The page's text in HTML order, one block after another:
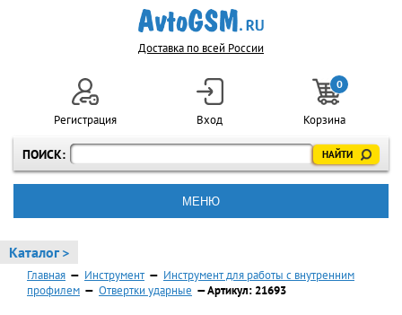
Доставка по всей России
ПОИСК:
Регистрация Вход
0
Корзина
МЕНЮ
Каталог >
Главная — Инструмент — Инструмент для работы с внутренним
профилем — Отвертки ударные — Артикул: 21693